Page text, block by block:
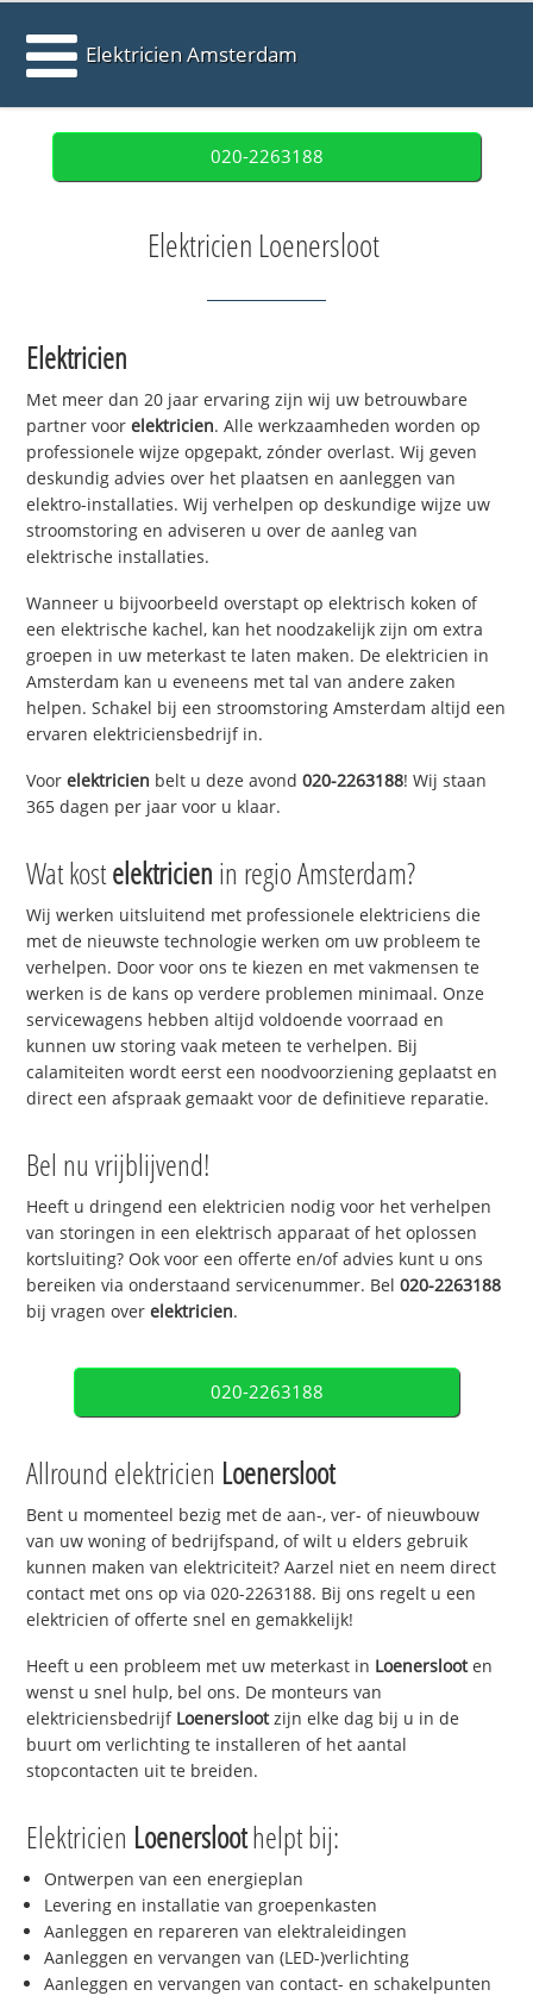
Elektricien Amsterdam
020-2263188
Elektricien Loenersloot
Elektricien
Met meer dan 20 jaar ervaring zijn wij uw betrouwbare
partner voorelektricien. Alle werkzaamheden worden op
professionele wijze opgepakt, zónder overlast. Wij geven
deskundig advies over het plaatsen en aanleggen van
elektro-installaties. Wij verhelpen op deskundige wijze uw
stroomstoring en adviseren u over de aanleg van
elektrische installaties.
Wanneer u bijvoorbeeld overstapt op elektrisch koken of
een elektrische kachel, kan het noodzakelijk zijn om extra
groepen in uw meterkast te laten maken. De elektricien in
Amsterdam kan u eveneens met tal van andere zaken
helpen. Schakel bij een stroomstoring Amsterdam altijd een
ervaren elektriciensbedrijf in.
Voorelektricien belt u deze avond020-2263188! Wij staan
365 dagen per jaar voor u klaar.
Wat kostelektricien in regio Amsterdam?
Wij werken uitsluitend met professionele elektriciens die
met de nieuwste technologie werken om uw probleem te
verhelpen. Door voor ons te kiezen en met vakmensen te
werken is de kans op verdere problemen minimaal. Onze
servicewagens hebben altijd voldoende voorraad en
kunnen uw storing vaak meteen te verhelpen. Bij
calamiteiten wordt eerst een noodvoorziening geplaatst en
direct een afspraak gemaakt voor de definitieve reparatie.
Bel nu vrijblijvend!
Heeft u dringend een elektricien nodig voor het verhelpen
van storingen in een elektrisch apparaat of het oplossen
kortsluiting? Ook voor een offerte en/of advies kunt u ons
bereiken via onderstaand servicenummer. Bel020-2263188
bij vragen overelektricien.
020-2263188
Allround elektricien Loenersloot
Bent u momenteel bezig met de aan-, ver- of nieuwbouw
van uw woning of bedrijfspand, of wilt u elders gebruik
kunnen maken van elektriciteit? Aarzel niet en neem direct
contact met ons op via 020-2263188. Bij ons regelt u een
elektricien of offerte snel en gemakkelijk!
Heeft u een probleem met uw meterkast in Loenerslooten
wenst u snel hulp, bel ons. De monteurs van
elektriciensbedrijf Loenerslootzijn elke dag bij u in de
buurt om verlichting te installeren of het aantal
stopcontacten uit te breiden.
Elektricien Loenersloothelpt bij:
Ontwerpen van een energieplan
Levering en installatie van groepenkasten
Aanleggen en repareren van elektraleidingen
Aanleggen en vervangen van (LED-)verlichting
Aanleggen en vervangen van contact- en schakelpunten